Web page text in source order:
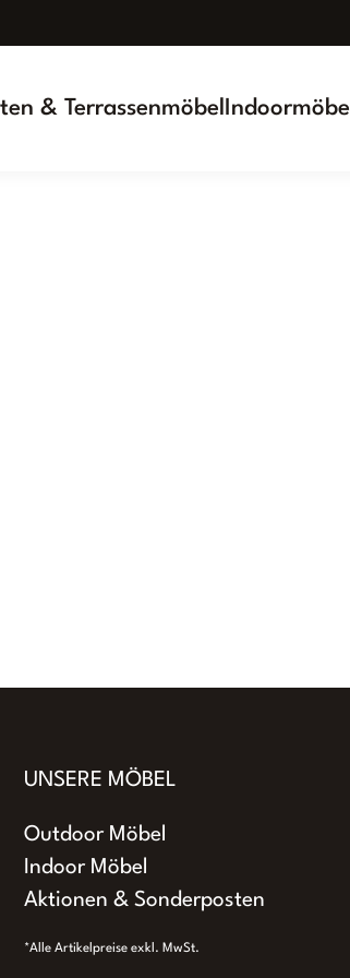
& Terrassenmöbel Indoormöbel
UNSERE MÖBEL
Outdoor Möbel
Indoor Möbel
Aktionen & Sonderposten
*Alle Artikelpreise exkl. MwSt.